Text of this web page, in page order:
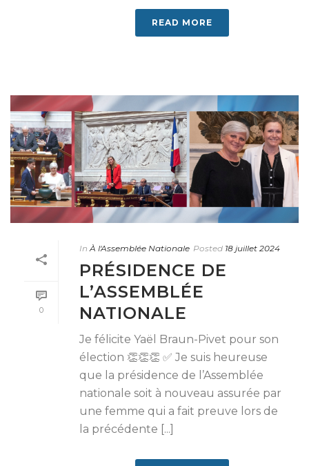
READ MORE
0
In À l'Assemblée Nationale Posted 18 juillet 2024
PRÉSIDENCE DE
L’ASSEMBLÉE
NATIONALE
Je félicite Yaël Braun-Pivet pour son
élection 👏👏👏 ✅ Je suis heureuse
que la présidence de l’Assemblée
nationale soit à nouveau assurée par
une femme qui a fait preuve lors de
la précédente [...]